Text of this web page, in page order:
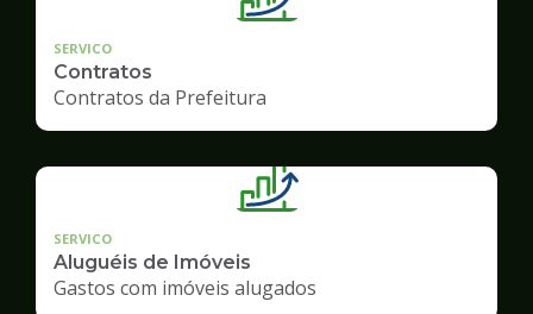
SERVICO
Contratos
Contratos da Prefeitura
SERVICO
Aluguéis de Imóveis
Gastos com imóveis alugados